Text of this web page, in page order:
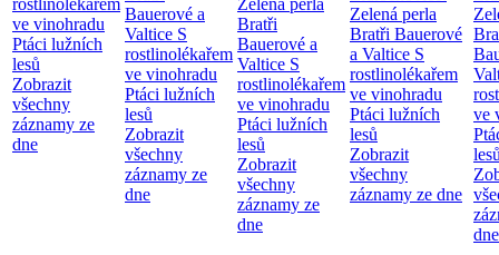
rostlinolékařem
ve vinohradu
Ptáci lužních
lesů
Zobrazit
všechny
záznamy ze
dne
Bauerové a
Valtice S
rostlinolékařem
ve vinohradu
Ptáci lužních
lesů
Zobrazit
všechny
záznamy ze
dne
Zelená perla
Bratři
Bauerové a
Valtice S
rostlinolékařem
ve vinohradu
Ptáci lužních
lesů
Zobrazit
všechny
záznamy ze
dne
Zelená perla
Bratři Bauerové
a Valtice S
rostlinolékařem
ve vinohradu
Ptáci lužních
lesů
Zobrazit
všechny
záznamy ze dne
ve
dne